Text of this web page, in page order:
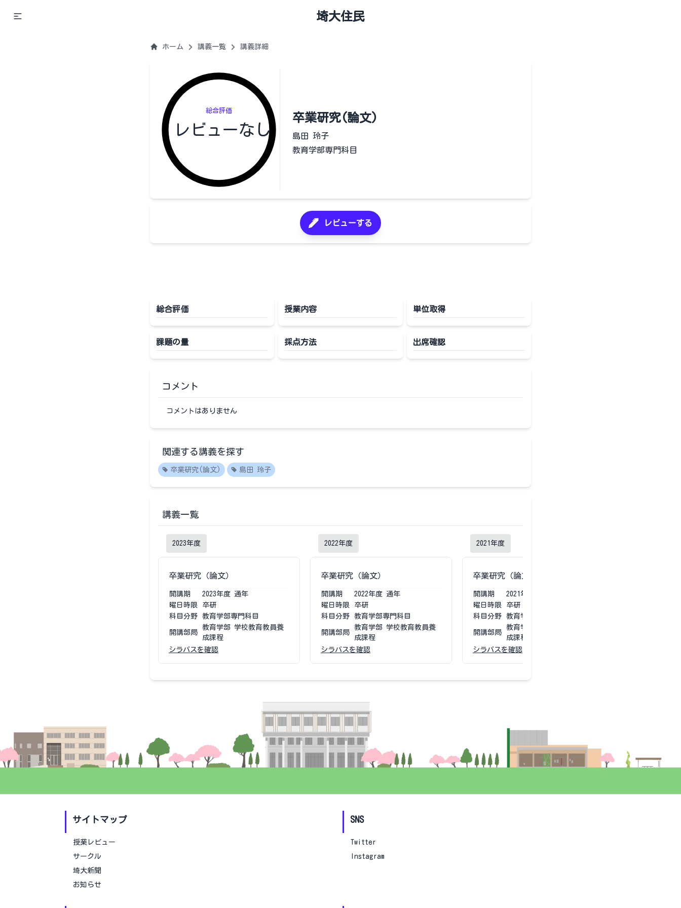
埼大住民
ホーム 講義一覧 講義詳細
総合評価
レビューなし
卒業研究(論文)
島田 玲子
教育学部専門科目
レビューする
総合評価 授業内容 単位取得
課題の量 採点方法 出席確認
コメント
コメントはありません
関連する講義を探す
卒業研究(論文) 島田 玲子
講義一覧
2023年度
卒業研究（論文）
開講期 2023年度 通年
曜日時限
卒研
科目分野
教育学部専門科目
開講部局
教育学部 学校教育教員養
成課程
シラバスを確認
2022年度
卒業研究（論文）
開講期 2022年度 通年
曜日時限
卒研
科目分野
教育学部専門科目
開講部局
教育学部 学校教育教員養
成課程
シラバスを確認
2021 年度
卒業研究（論文）
開講期 2021 年度
曜日時限
卒研
科目分野
教育学部専門科目
開講部局
教育学部 学校教育教員養
成課程
シラバスを確認
サイトマップ
授業レビュー
サークル
埼大新聞
お知らせ
SNS
Twitter
Instagram